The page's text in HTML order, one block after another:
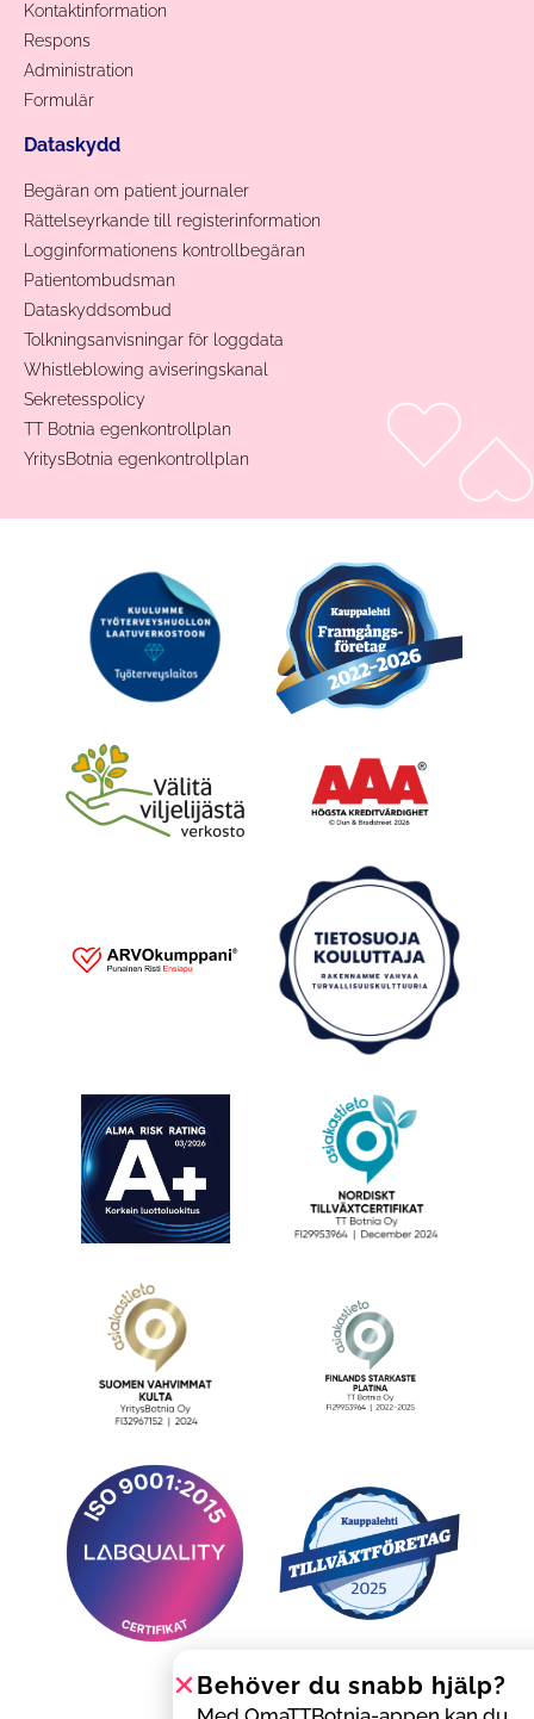
Kontaktinformation
Respons
Administration
Formulär
Dataskydd
Begäran om patient journaler
Rättelseyrkande till registerinformation
Logginformationens kontrollbegäran
Patientombudsman
Dataskyddsombud
Tolkningsanvisningar för loggdata
Whistleblowing aviseringskanal
Sekretesspolicy
TT Botnia egenkontrollplan
YritysBotnia egenkontrollplan
Behöver du snabb hjälp?